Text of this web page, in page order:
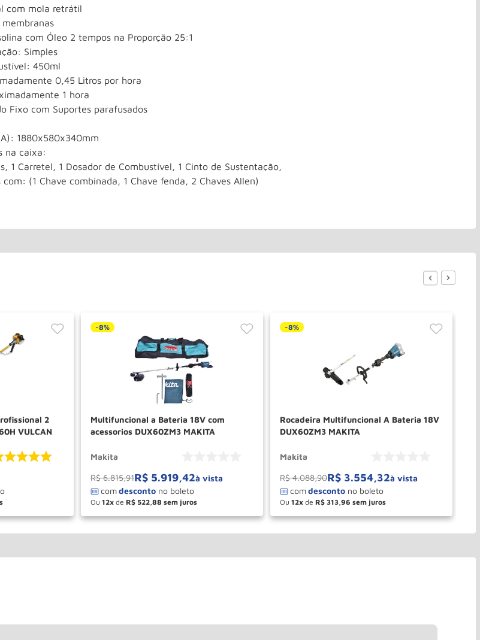
com mola retrátil
com Óleo 2 tempos na Proporção 25:1
Simples
450ml
0,45 Litros por hora
1 hora
Fixo com Suportes parafusados
1880x580x340mm
na caixa:
1 Carretel, 1 Dosador de Combustível, 1 Cinto de Sustentação,
com: (1 Chave combinada, 1 Chave fenda, 2 Chaves Allen)
2
VULCAN
COMPRAR
-8%
Multifuncional a Bateria 18V com
acessorios DUX60ZM3 MAKITA
Makita
R$ 6.815,91R$ 5.919,42à vista
Ou 12 de R$ 522 88
＋
－ COMPRAR
-8%
Rocadeira Multifuncional A Bateria 18V
DUX60ZM3 MAKITA
Makita
R$ 4.088,90R$ 3.554,32à vista
Ou 12 de R$ 313 96
＋
－ COMPRAR